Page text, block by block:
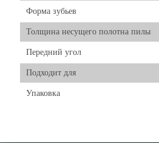
Форма зубьев
Толщина несущего полотна пилы
Передний угол
Подходит для
Упаковка